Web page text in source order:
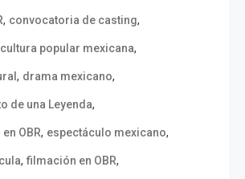
, convocatoria de casting,
cultura popular mexicana,
, drama mexicano,
de una Leyenda,
OBR, espectáculo mexicano,
, filmación en OBR,